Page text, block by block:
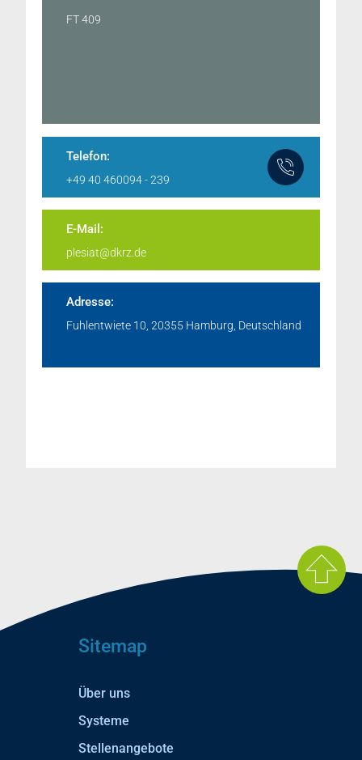
FT 409
Telefon:
+49 40 460094 - 239
E-Mail:
plesiat@dkrz.de
Adresse:
Fuhlentwiete 10, 20355 Hamburg, Deutschland
Sitemap
Über uns
Systeme
Stellenangebote